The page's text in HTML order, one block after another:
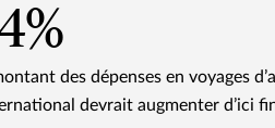
des dépenses en voyages
devrait augmenter d’ici